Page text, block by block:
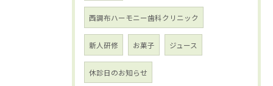
西調布ハーモニー歯科クリニック
新人研修 お菓子 ジュース
休診日のお知らせ